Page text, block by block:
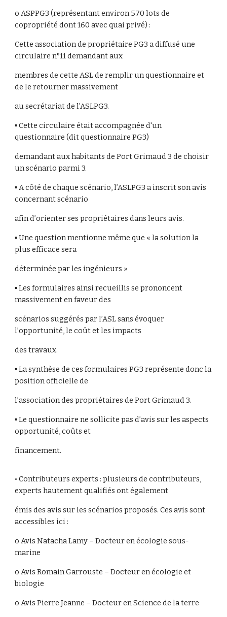
o ASPPG3 (représentant environ 570 lots de
copropriété dont 160 avec quai privé) :
Cette association de propriétaire PG3 a diffusé une
circulaire n°11 demandant aux
membres de cette ASL de remplir un questionnaire et
de le retourner massivement
au secrétariat de l’ASLPG3.
▪ Cette circulaire était accompagnée d'un
questionnaire (dit questionnaire PG3)
demandant aux habitants de Port Grimaud 3 de choisir
un scénario parmi 3.
▪ A côté de chaque scénario, l’ASLPG3 a inscrit son avis
concernant scénario
afin d’orienter ses propriétaires dans leurs avis.
▪ Une question mentionne même que « la solution la
plus efficace sera
déterminée par les ingénieurs »
▪ Les formulaires ainsi recueillis se prononcent
massivement en faveur des
scénarios suggérés par l’ASL sans évoquer
l’opportunité, le coût et les impacts
des travaux.
▪ La synthèse de ces formulaires PG3 représente donc la
position officielle de
l’association des propriétaires de Port Grimaud 3.
▪ Le questionnaire ne sollicite pas d’avis sur les aspects
opportunité, coûts et
financement.
• Contributeurs experts : plusieurs de contributeurs,
experts hautement qualifiés ont également
émis des avis sur les scénarios proposés. Ces avis sont
accessibles ici :
o Avis Natacha Lamy – Docteur en écologie sous-
marine
o Avis Romain Garrouste – Docteur en écologie et
biologie
o Avis Pierre Jeanne – Docteur en Science de la terre